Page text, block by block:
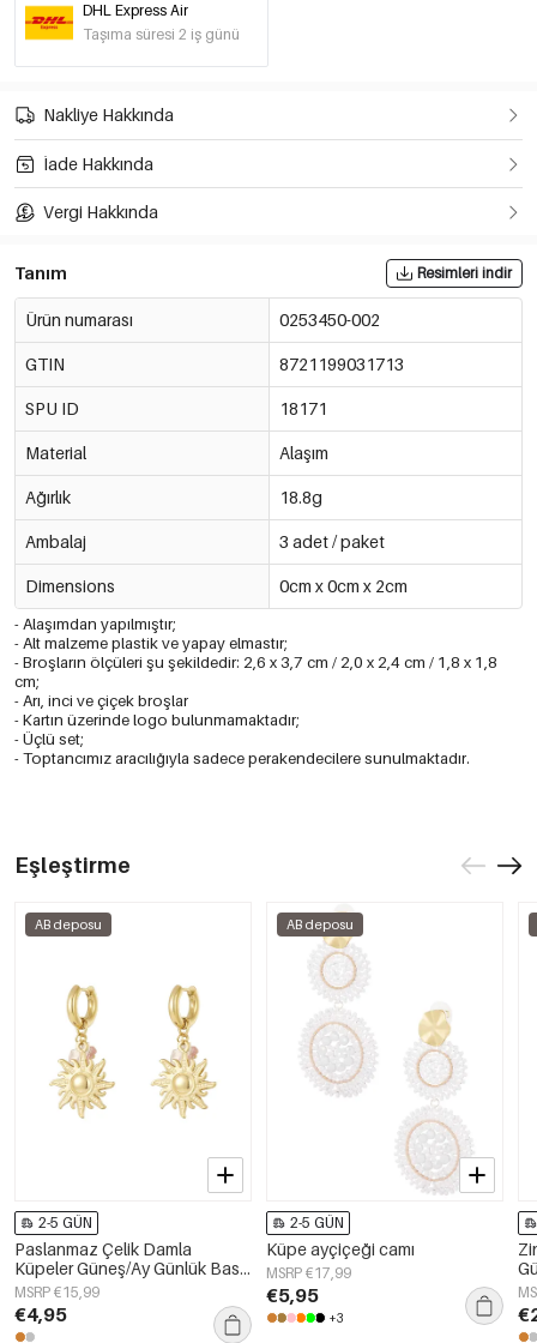
DHL Express Air
Taşıma süresi 2 iş günü
Nakliye Hakkında
İade Hakkında
Vergi Hakkında
Tanım Resimleri indir
Ürün numarası 0253450-002
GTIN 8721199031713
SPU ID 18171
Material Alaşım
Ağırlık 18.8g
Ambalaj 3 adet / paket
Dimensions 0cm x 0cm x 2cm
- Alaşımdan yapılmıştır;
- Alt malzeme plastik ve yapay elmastır;
- Broşların ölçüleri şu şekildedir: 2,6 x 3,7 cm / 2,0 x 2,4 cm / 1,8 x 1,8
cm;
- Arı, inci ve çiçek broşlar
- Kartın üzerinde logo bulunmamaktadır;
- Üçlü set;
- Toptancımız aracılığıyla sadece perakendecilere sunulmaktadır.
Eşleştirme
AB deposu
2-5 GÜN
Paslanmaz Çelik Damla
Küpeler Güneş/Ay Günlük Basit
Seri Kadın takıları
MSRP €15,99
€4,95
AB deposu
2-5 GÜN
Küpe ayçiçeği camı
MSRP €17,99
€5,95
+3